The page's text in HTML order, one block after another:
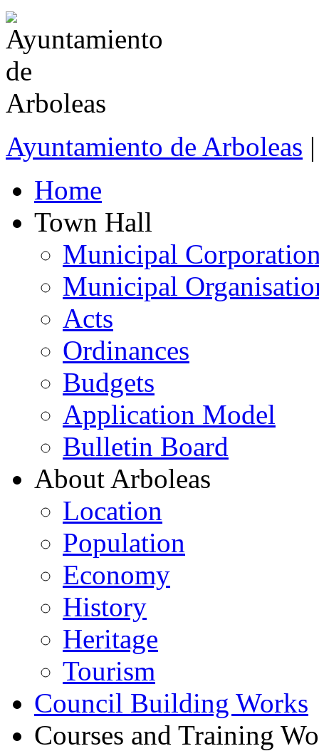
Ayuntamiento de Arboleas
Home
Town Hall
Municipal
Municipal
Acts
Ordinances
Budgets
Application Model
Bulletin Board
About Arboleas
Location
Population
Economy
History
Heritage
Tourism
Council Building Works
Courses and Training